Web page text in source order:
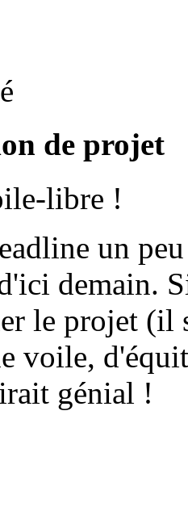
de projet
libre !
un
demain.
le projet (il
voile,
génial !